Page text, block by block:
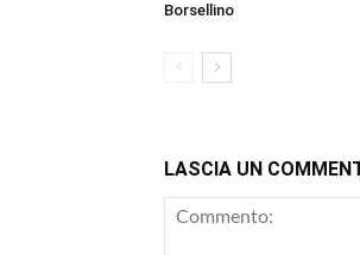
Borsellino
LASCIA UN